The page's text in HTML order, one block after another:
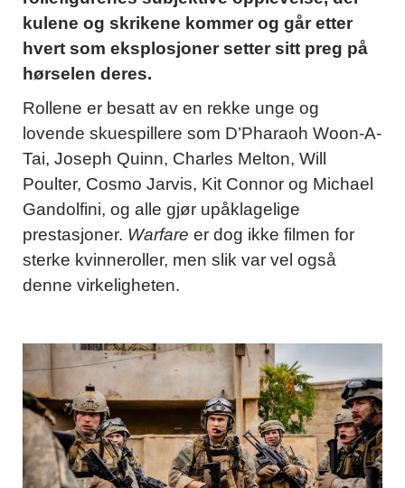
kulene og skrikene kommer og går etter
hvert som eksplosjoner setter sitt preg på
hørselen deres.
Rollene er besatt av en rekke unge og
lovende skuespillere som D’Pharaoh Woon-A-
Tai, Joseph Quinn, Charles Melton, Will
Poulter, Cosmo Jarvis, Kit Connor og Michael
Gandolfini, og alle gjør upåklagelige
prestasjoner. Warfare er dog ikke filmen for
sterke kvinneroller, men slik var vel også
denne virkeligheten.